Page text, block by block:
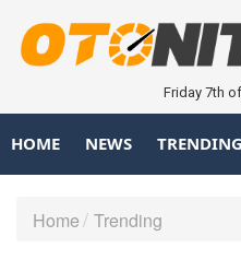
Friday 7th
HOME NEWS TRENDING
Home Trending